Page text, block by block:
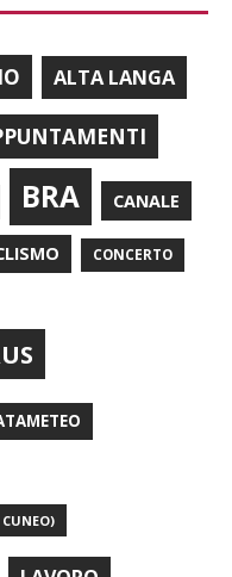
ALTA LANGA
BRA CANALE
CONCERTO